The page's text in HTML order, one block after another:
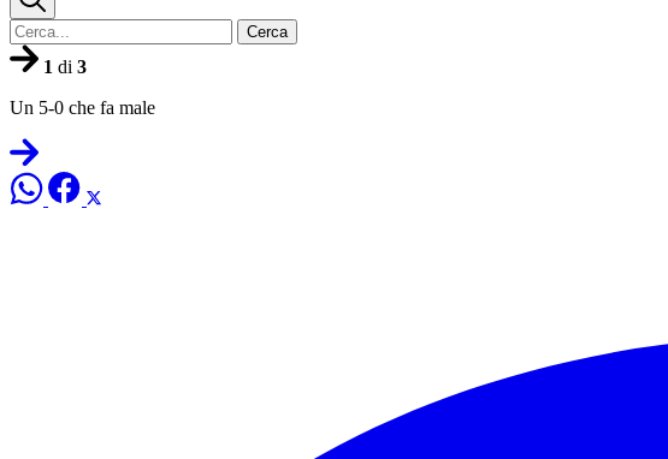
Cerca
1 di 3
Un 5-0 che fa male